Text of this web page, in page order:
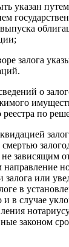
указан
залога
о
реестра по
зависящим
направление
или
в
в случае
законом